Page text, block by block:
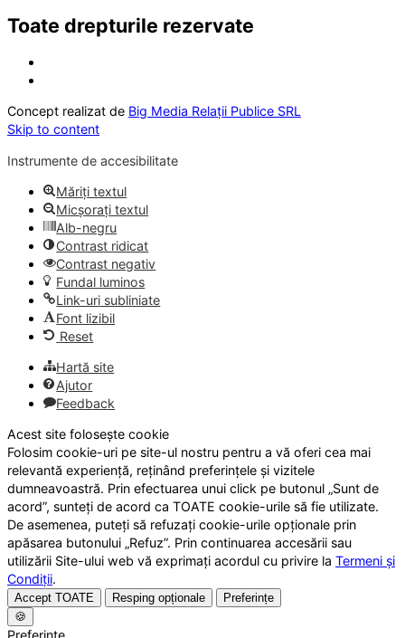
Toate drepturile rezervate
Concept realizat de Big Media Relații Publice SRL
Skip to content
Instrumente de accesibilitate
Măriți textul
Micșorați textul
Alb-negru
Contrast ridicat
Contrast negativ
Fundal luminos
Link-uri subliniate
Font lizibil
Reset
Hartă site
Ajutor
Feedback
Acest site folosește cookie
Folosim cookie-uri pe site-ul nostru pentru a vă oferi cea mai
relevantă experiență, reținând preferințele și vizitele
dumneavoastră. Prin efectuarea unui click pe butonul „Sunt de
acord”, sunteți de acord ca TOATE cookie-urile să fie utilizate.
De asemenea, puteți să refuzați cookie-urile opționale prin
apăsarea butonului „Refuz”. Prin continuarea accesării sau
utilizării Site-ului web vă exprimați acordul cu privire la Termeni și
Condiții.
Accept TOATE Resping opționale
Preferințe
🍪